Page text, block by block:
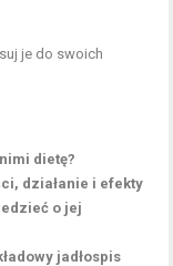
je do swoich
dietę?
działanie i efekty
o jej
jadłospis